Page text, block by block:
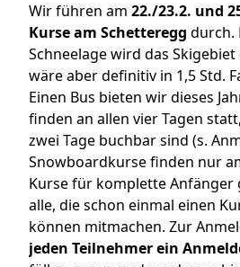
Wir führen am 22./23.2. und
Kurse am Schetteregg durch.
Schneelage wird das
wäre aber definitiv in 1,5 Std.
Einen Bus bieten wir dieses
finden an allen vier Tagen
zwei Tage buchbar sind (s.
Snowboardkurse finden nur
Kurse für komplette Anfänger
alle, die schon einmal einen
können mitmachen. Zur
jeden Teilnehmer ein